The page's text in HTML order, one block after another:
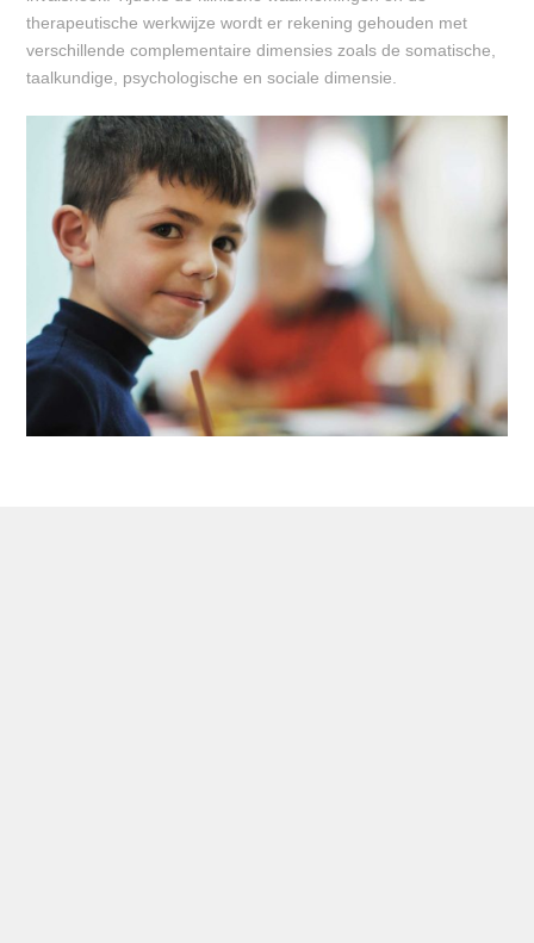
therapeutische werkwijze wordt er rekening gehouden met
verschillende complementaire dimensies zoals de somatische,
taalkundige, psychologische en sociale dimensie.